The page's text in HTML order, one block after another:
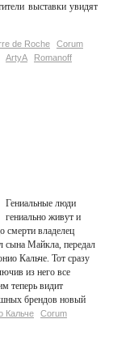
выставки увидят
de Roche
Corum
ArtyA
Romanoff
Гениальные люди
гениально живут и
смерти владелец
сына Майкла, передал
Кальче. Тот сразу
из него все
теперь видит
брендов новый
Кальче
Corum